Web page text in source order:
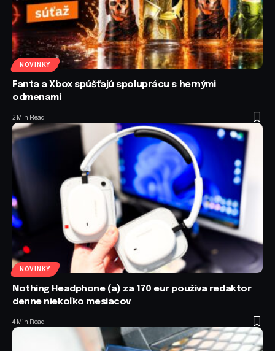
NOVINKY
Fanta a Xbox spúšťajú spoluprácu s hernými
odmenami
2 Min Read
NOVINKY
Nothing Headphone (a) za 170 eur používa redaktor
denne niekoľko mesiacov
4 Min Read